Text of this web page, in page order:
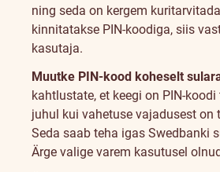
ning seda on kergem
kinnitatakse PIN-koodiga, siis
kasutaja.
Muutke PIN-kood koheselt
kahtlustate, et keegi on PIN-
juhul kui vahetuse vajadusest on
Seda saab teha igas Swedbanki
Ärge valige varem kasutusel